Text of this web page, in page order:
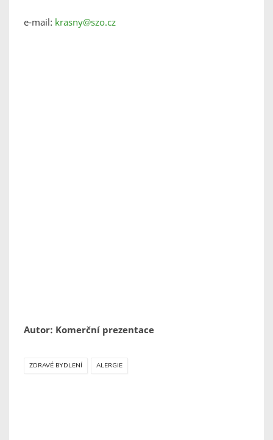
e-mail: krasny@szo.cz
Autor: Komerční prezentace
ZDRAVÉ BYDLENÍ ALERGIE